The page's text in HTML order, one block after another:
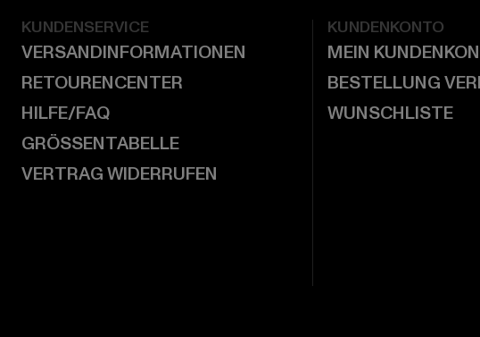
KUNDENSERVICE
VERSANDINFORMATIONEN
RETOURENCENTER
HILFE/FAQ
GRÖSSENTABELLE
VERTRAG WIDERRUFEN
KUNDENKONTO
MEIN
BESTELLUNG
WUNSCHLISTE